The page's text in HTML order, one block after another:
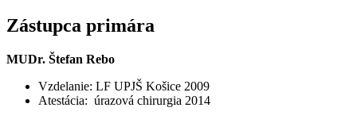
Zástupca primára
MUDr. Štefan Rebo
Vzdelanie: LF UPJŠ Košice 2009
Atestácia: úrazová chirurgia 2014